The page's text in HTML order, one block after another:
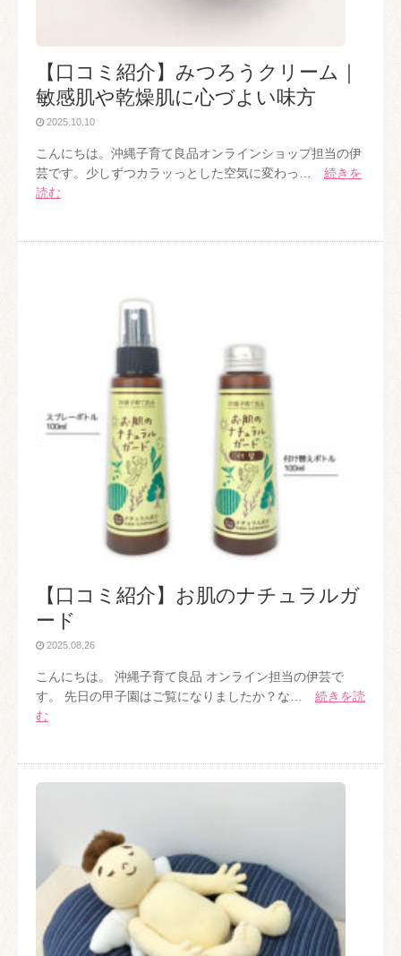
【口コミ紹介】みつろうクリーム｜
敏感肌や乾燥肌に心づよい味方
2025.10.10
こんにちは。沖縄子育て良品オンラインショップ担当の伊
芸です。少しずつカラッっとした空気に変わっ… 続きを
読む
【口コミ紹介】お肌のナチュラルガ
ード
2025.08.26
こんにちは。 沖縄子育て良品 オンライン担当の伊芸で
す。 先日の甲子園はご覧になりましたか？な… 続きを読
む